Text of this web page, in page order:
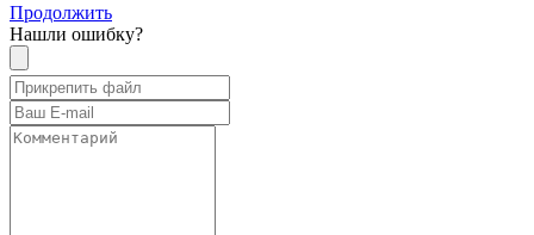
Продолжить
Нашли ошибку?